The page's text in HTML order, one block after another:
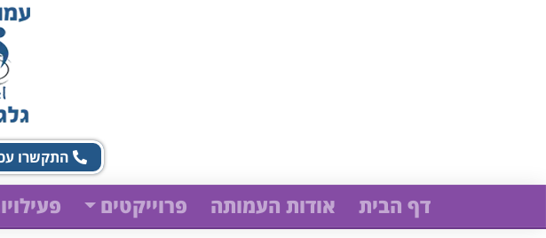
התקשרו
דף הבית אודות העמותה פרוייקטים